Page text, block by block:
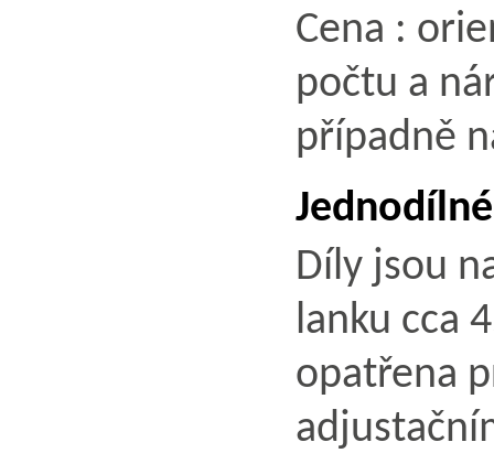
Cena :
počtu a
případně
Jednodílné
Díly jsou
lanku cca
opatřena